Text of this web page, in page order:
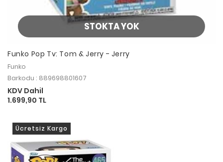
STOKTA YOK
Funko Pop Tv: Tom & Jerry - Jerry
Funko
Barkodu : 889698801607
KDV Dahil
1.699,90 TL
Ücretsiz Kargo